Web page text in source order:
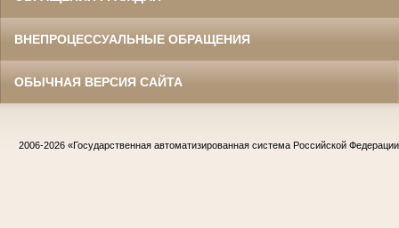
ВНЕПРОЦЕССУАЛЬНЫЕ ОБРАЩЕНИЯ
ОБЫЧНАЯ ВЕРСИЯ САЙТА
2006-2026 «Государственная автоматизированная система Российской